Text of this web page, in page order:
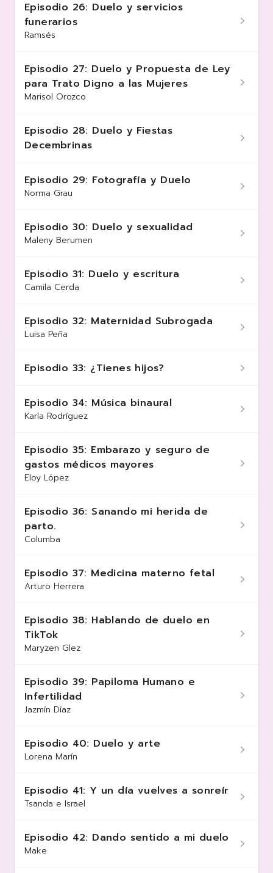
Episodio 26: Duelo y servicios
funerarios
Ramsés
Episodio 27: Duelo y Propuesta de Ley
para Trato Digno a las Mujeres
Marisol Orozco
Episodio 28: Duelo y Fiestas
Decembrinas
Episodio 29: Fotografía y Duelo
Norma Grau
Episodio 30: Duelo y sexualidad
Maleny Berumen
Episodio 31: Duelo y escritura
Camila Cerda
Episodio 32: Maternidad Subrogada
Luisa Peña
Episodio 33: ¿Tienes hijos?
Episodio 34: Música binaural
Karla Rodríguez
Episodio 35: Embarazo y seguro de
gastos médicos mayores
Eloy López
Episodio 36: Sanando mi herida de
parto.
Columba
Episodio 37: Medicina materno fetal
Arturo Herrera
Episodio 38: Hablando de duelo en
TikTok
Maryzen Glez
Episodio 39: Papiloma Humano e
Infertilidad
Jazmín Díaz
Episodio 40: Duelo y arte
Lorena Marín
Episodio 41: Y un día vuelves a sonreír
Tsanda e Israel
Episodio 42: Dando sentido a mi duelo
Make